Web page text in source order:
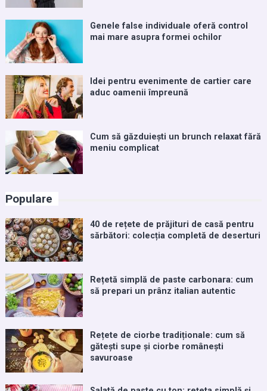
Genele false individuale oferă control
mai mare asupra formei ochilor
Idei pentru evenimente de cartier care
aduc oamenii împreună
Cum să găzduiești un brunch relaxat fără
meniu complicat
Populare
40 de rețete de prăjituri de casă pentru
sărbători: colecția completă de deserturi
Rețetă simplă de paste carbonara: cum
să prepari un prânz italian autentic
Rețete de ciorbe tradiționale: cum să
gătești supe și ciorbe românești
savuroase